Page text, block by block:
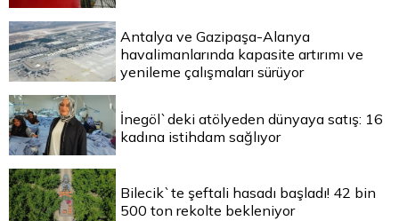
Antalya ve Gazipaşa-Alanya
havalimanlarında kapasite artırımı ve
yenileme çalışmaları sürüyor
İnegöl`deki atölyeden dünyaya satış: 16
kadına istihdam sağlıyor
Bilecik`te şeftali hasadı başladı! 42 bin
500 ton rekolte bekleniyor